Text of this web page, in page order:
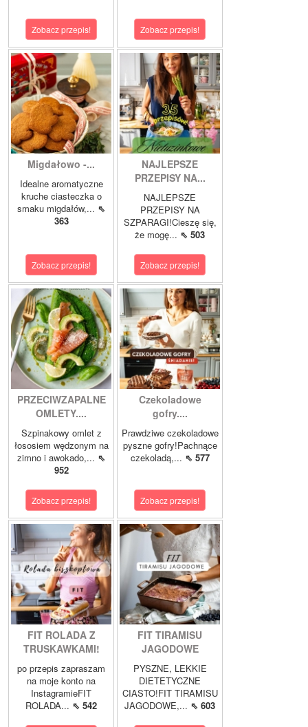
Zobacz przepis! Zobacz przepis!
Migdałowo -...
Idealne aromatyczne
kruche ciasteczka o
smaku migdałów,... ⇖
363
Zobacz przepis!
NAJLEPSZE
PRZEPISY NA...
NAJLEPSZE
PRZEPISY NA
SZPARAGI!Cieszę się,
że mogę... ⇖ 503
Zobacz przepis!
PRZECIWZAPALNE
OMLETY....
Szpinakowy omlet z
łososiem wędzonym na
zimno i awokado,... ⇖
952
Zobacz przepis!
Czekoladowe
gofry....
Prawdziwe czekoladowe
pyszne gofry!Pachnące
czekoladą,... ⇖ 577
Zobacz przepis!
FIT ROLADA Z
TRUSKAWKAMI!
po przepis zapraszam
na moje konto na
InstagramieFIT
ROLADA... ⇖ 542
FIT TIRAMISU
JAGODOWE
PYSZNE, LEKKIE
DIETETYCZNE
CIASTO!FIT TIRAMISU
JAGODOWE,... ⇖ 603